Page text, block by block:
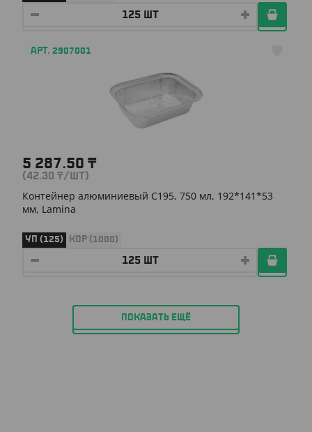
АРТ. 2907001
5 287.50 ₸
(42.30 ₸/ШТ)
Контейнер алюминиевый C195, 750 мл, 192*141*53
мм, Lamina
УП (125) КОР (1000)
ПОКАЗАТЬ ЕЩЁ